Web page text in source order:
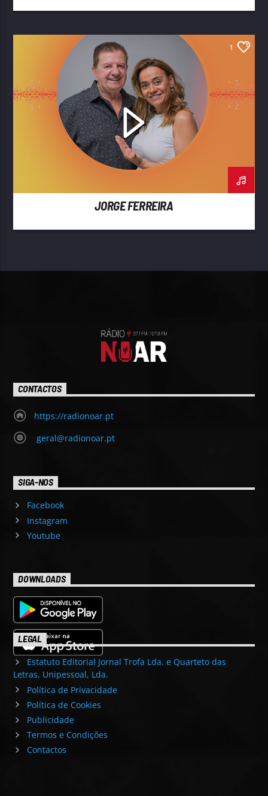
1
JORGE FERREIRA
CONTACTOS
https://radionoar.pt
geral@radionoar.pt
SIGA-NOS
Facebook
Instagram
Youtube
DOWNLOADS
LEGAL
Estatuto Editorial Jornal Trofa Lda. e Quarteto das
Letras, Unipessoal, Lda.
Política de Privacidade
Política de Cookies
Publicidade
Termos e Condições
Contactos